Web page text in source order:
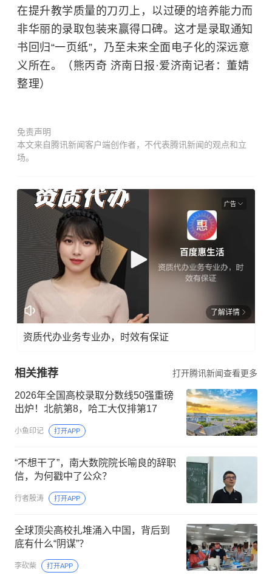
在提升教学质量的刀刃上，以过硬的培养能力而
非华丽的录取包装来赢得口碑。这才是录取通知
书回归“一页纸”，乃至未来全面电子化的深远意
义所在。（熊丙奇 济南日报·爱济南记者：董婧
整理）
免责声明
本文来自腾讯新闻客户端创作者，不代表腾讯新闻的观点和立
场。
广告
了解详情
资质代办业务专业办，时效有保证
相关推荐 打开腾讯新闻查看更多
2026年全国高校录取分数线50强重磅
出炉！北航第8，哈工大仅排第17
小鱼印记 打开APP
“不想干了”，南大数院院长喻良的辞职
信，为何戳中了公众？
行者殷涛 打开APP
全球顶尖高校扎堆涌入中国，背后到
底有什么“阴谋”？
李砍柴 打开APP